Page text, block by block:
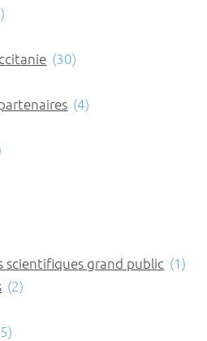
(30)
(4)
scientifiques grand public (1)
(2)